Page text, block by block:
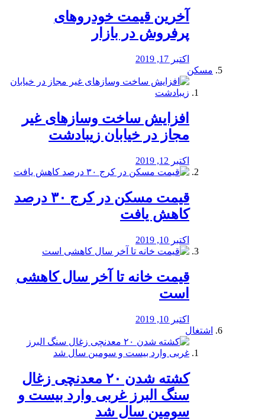
آخرین قیمت خودرو‌های
پرفروش در بازار
اکتبر 17, 2019
مسکن
افزایش ساخت وسازهای غیر
مجاز در خیابان زیبادشت
اکتبر 12, 2019
️قیمت مسکن در کرج ۳۰ درصد
کاهش یافت
اکتبر 10, 2019
قیمت خانه تا آخر سال کاهشی
است
اکتبر 10, 2019
اشتغال
کشته شدن ۲۰ معدنچی زغال
سنگ البرز غربی وارد بیست و
سومین سال شد